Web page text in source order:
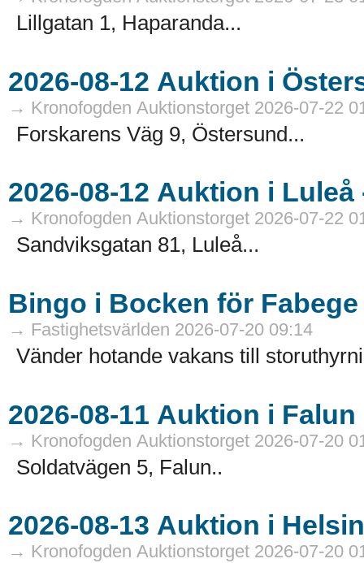
Lillgatan 1, Haparanda...
→ Kronofogden Auktionstorget 2026-07-22
Forskarens Väg 9, Östersund...
→ Kronofogden Auktionstorget 2026-07-22
Sandviksgatan 81, Luleå...
Bingo i Bocken för Fabege
→ Fastighetsvärlden 2026-07-20 09:14
Vänder hotande vakans till
→ Kronofogden Auktionstorget 2026-07-20
Soldatvägen 5, Falun..
→ Kronofogden Auktionstorget 2026-07-20